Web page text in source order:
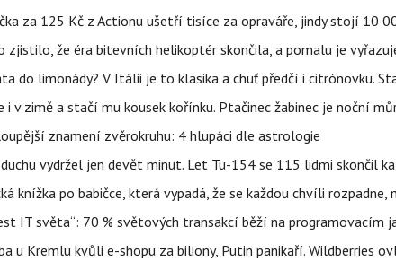
za 125 Kč z Actionu ušetří tisíce za opraváře, jindy stojí 10
zjistilo, že éra bitevních helikoptér skončila, a pomalu je
do limonády? V Itálii je to klasika a chuť předčí i citrónovku.
i v zimě a stačí mu kousek kořínku. Ptačinec žabinec je noční
znamení zvěrokruhu: 4 hlupáci dle astrologie
vydržel jen devět minut. Let Tu-154 se 115 lidmi skončil
knížka po babičce, která vypadá, že se každou chvíli
IT světa“: 70 % světových transakcí běží na programovacím
u Kremlu kvůli e-shopu za biliony, Putin panikaří. Wildberries